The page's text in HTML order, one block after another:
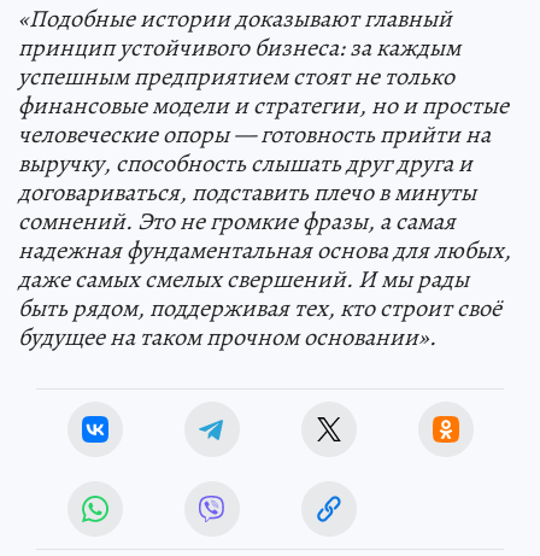
«Подобные истории доказывают главный
принцип устойчивого бизнеса: за каждым
успешным предприятием стоят не только
финансовые модели и стратегии, но и простые
человеческие опоры — готовность прийти на
выручку, способность слышать друг друга и
договариваться, подставить плечо в минуты
сомнений. Это не громкие фразы, а самая
надежная фундаментальная основа для любых,
даже самых смелых свершений. И мы рады
быть рядом, поддерживая тех, кто строит своё
будущее на таком прочном основании».